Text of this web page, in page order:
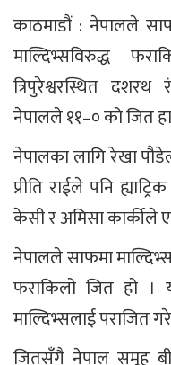
काठमाडौं : नेपालले
माल्दिभ्सविरुद्ध
त्रिपुरेश्वरस्थित
नेपालले ११–० को जित
नेपालका लागि रेखा
प्रीति राईले पनि
केसी र अमिसा कार्कीले
नेपालले साफमा
फराकिलो जित हो ।
माल्दिभ्सलाई पराजित
जितसँगै नेपाल समूह